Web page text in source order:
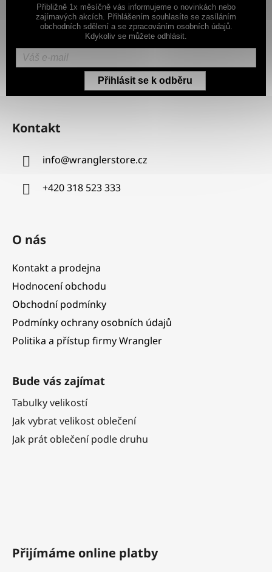
Přibližně 1x měsíčně vás informujeme o novinkách nebo
zajímavých akcích. Přihlášením souhlasíte se zasíláním
obchodních sdělení a se zpracováním osobních údajů.
Kdykoliv se můžete odhlásit.
Přihlásit se k odběru
Z
Kontakt
info@wranglerstore.cz
+420 318 523 333
O nás
Kontakt a prodejna
Hodnocení obchodu
Obchodní podmínky
Podmínky ochrany osobních údajů
Politika a přístup firmy Wrangler
Bude vás zajímat
Tabulky velikostí
Jak vybrat velikost oblečení
Jak prát oblečení podle druhu
Přijímáme online platby